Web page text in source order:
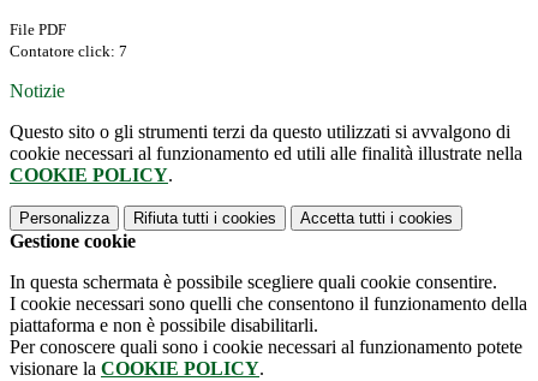
File PDF
Contatore click: 7
Notizie
Questo sito o gli strumenti terzi da questo utilizzati si avvalgono di
cookie necessari al funzionamento ed utili alle finalità illustrate nella
COOKIE POLICY.
Personalizza Rifiuta tutti i cookies Accetta tutti i cookies
Gestione cookie
In questa schermata è possibile scegliere quali cookie consentire.
I cookie necessari sono quelli che consentono il funzionamento della
piattaforma e non è possibile disabilitarli.
Per conoscere quali sono i cookie necessari al funzionamento potete
visionare la COOKIE POLICY.